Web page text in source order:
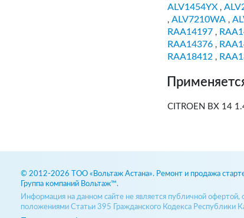
ALV1454YX ,
, ALV7210WA ,
RAA14197 ,
RAA14376 ,
RAA18412 ,
CITROEN BX 14
© 2012-2026 ТОО «Вольтаж Астана». Ремонт и продажа
Группа компаний Вольтаж™.
Информация на данном сайте не является публичной офертой,
положениями Статьи 395 Гражданского Кодекса Республики